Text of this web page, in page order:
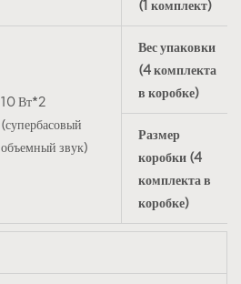
(1 комплект)
10 Вт*2
(супербасовый
объемный звук)
Вес упаковки
(4 комплекта
в коробке)
Размер
коробки (4
комплекта в
коробке)